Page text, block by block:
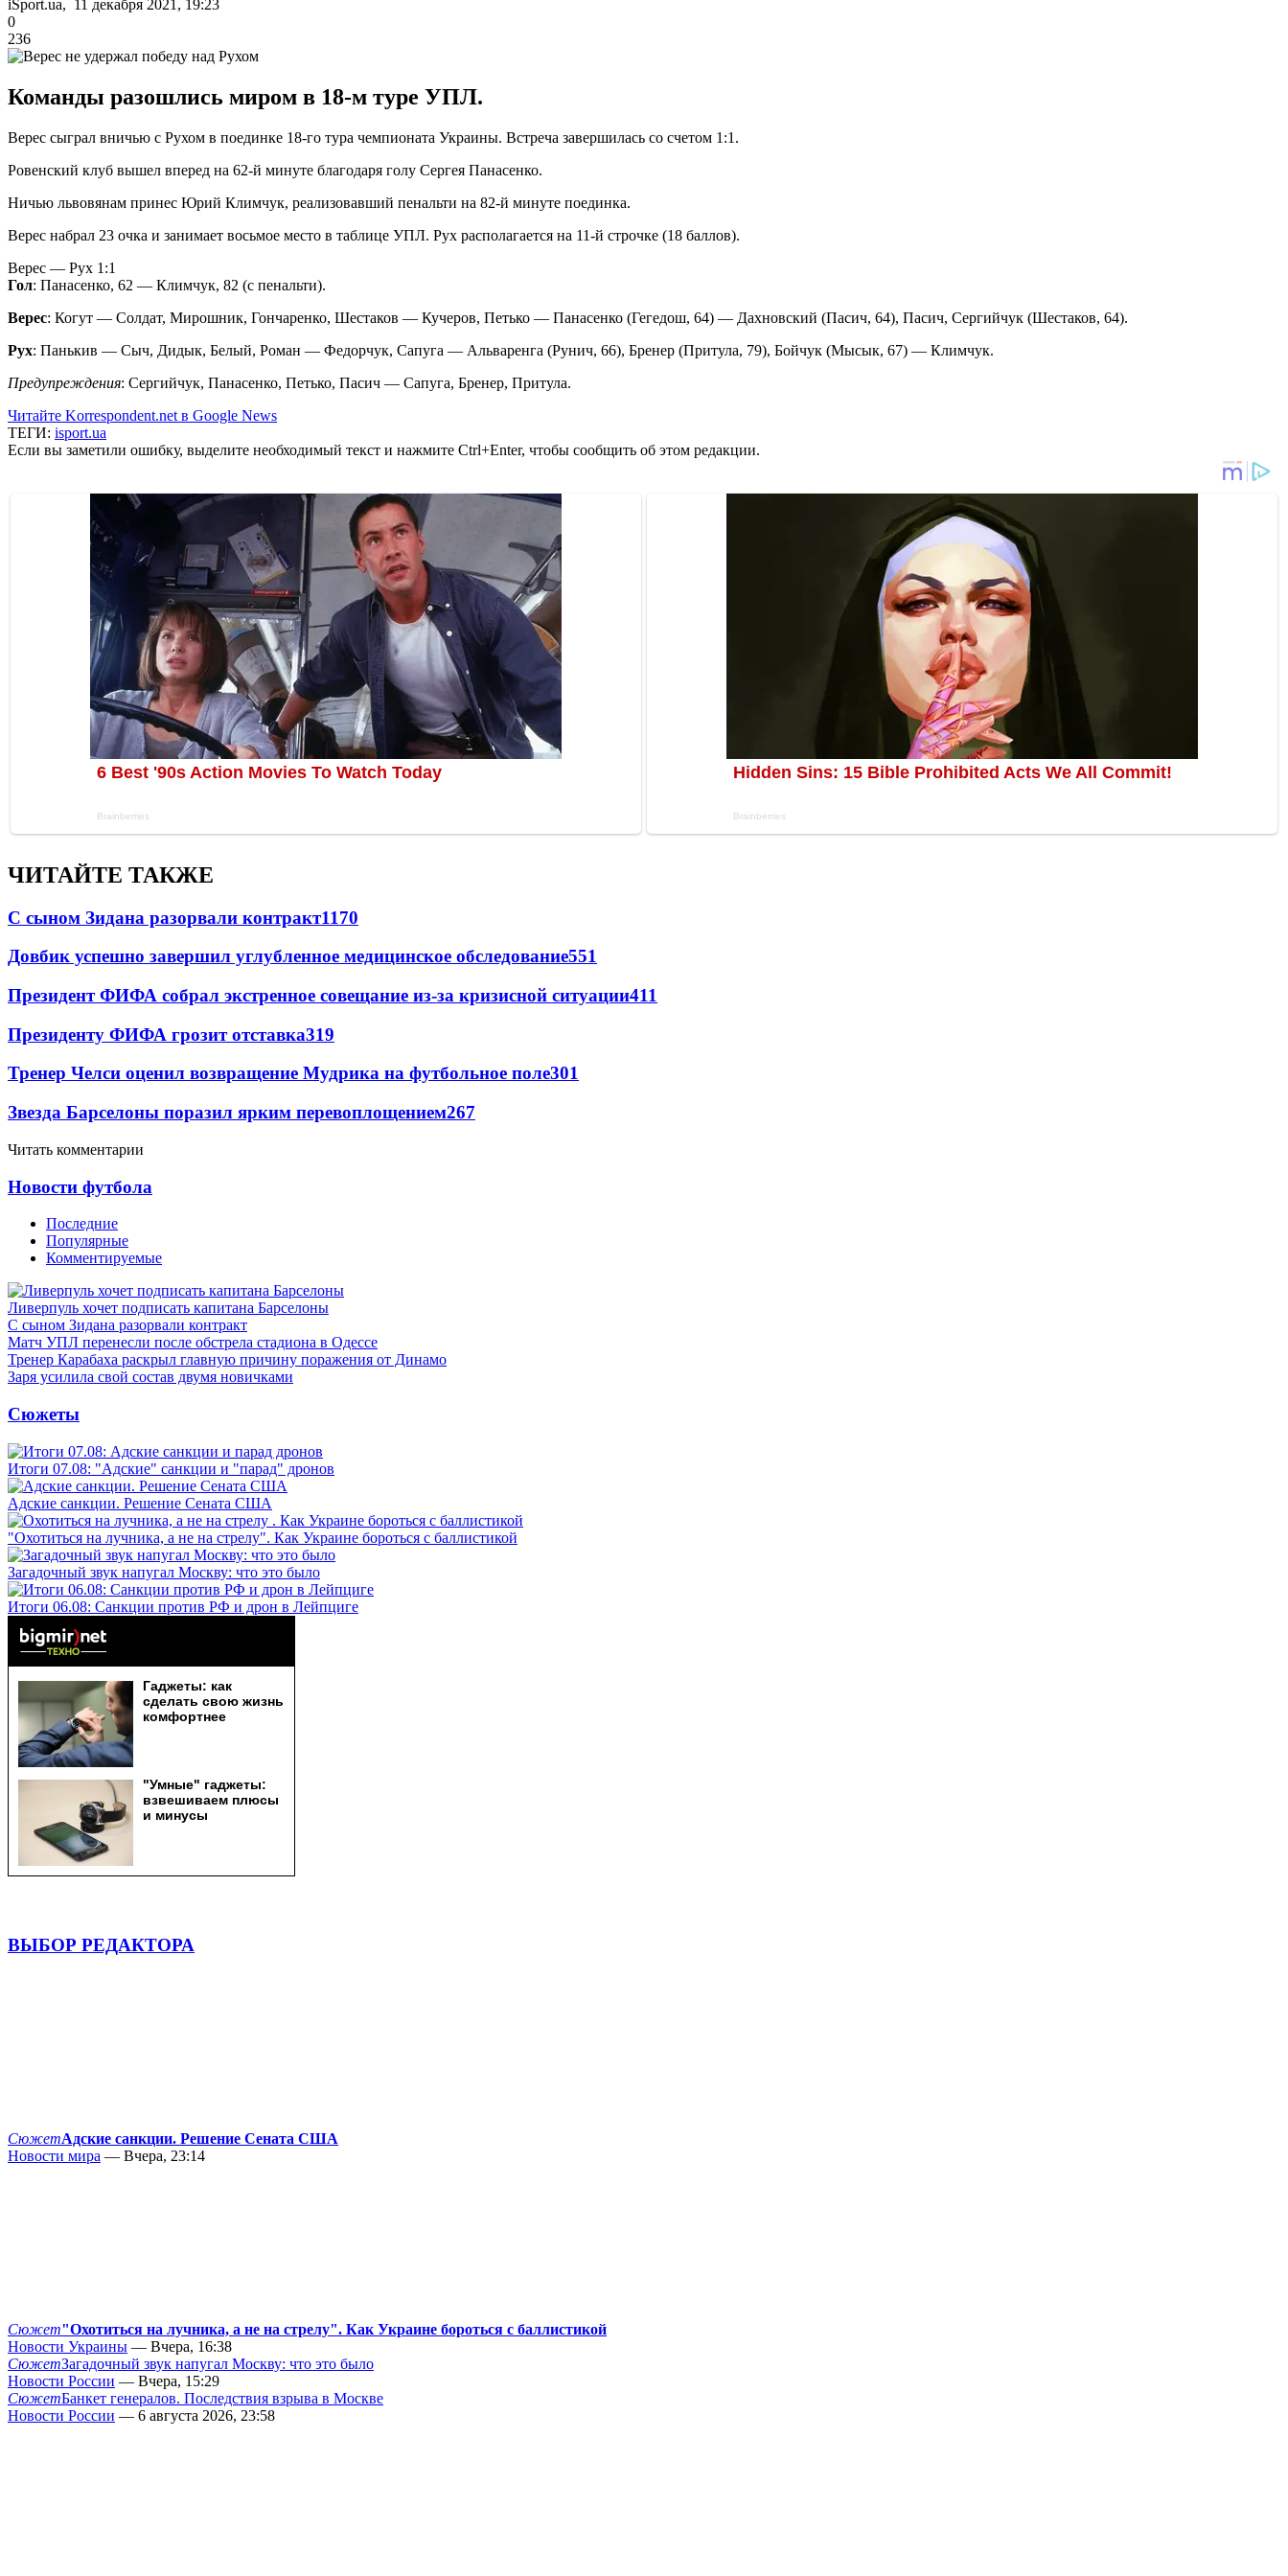
iSport.ua, 11 декабря 2021, 19:23
0
236
Команды разошлись миром в 18-м туре УПЛ.
Верес сыграл вничью с Рухом в поединке 18-го тура чемпионата Украины. Встреча завершилась со счетом 1:1.
Ровенский клуб вышел вперед на 62-й минуте благодаря голу Сергея Панасенко.
Ничью львовянам принес Юрий Климчук, реализовавший пенальти на 82-й минуте поединка.
Верес набрал 23 очка и занимает восьмое место в таблице УПЛ. Рух располагается на 11-й строчке (18 баллов).
Верес — Рух 1:1
Гол: Панасенко, 62 — Климчук, 82 (с пенальти).
Верес: Когут — Солдат, Мирошник, Гончаренко, Шестаков — Кучеров, Петько — Панасенко (Гегедош, 64) — Дахновский (Пасич, 64), Пасич, Сергийчук (Шестаков, 64).
Рух: Панькив — Сыч, Дидык, Белый, Роман — Федорчук, Сапуга — Альваренга (Рунич, 66), Бренер (Притула, 79), Бойчук (Мысык, 67) — Климчук.
Предупреждения: Сергийчук, Панасенко, Петько, Пасич — Сапуга, Бренер, Притула.
Читайте Korrespondent.net в Google News
ТЕГИ: isport.ua
Если вы заметили ошибку, выделите необходимый текст и нажмите Ctrl+Enter, чтобы сообщить об этом редакции.
ЧИТАЙТЕ ТАКЖЕ
С сыном Зидана разорвали контракт1170
Довбик успешно завершил углубленное медицинское обследование551
Президент ФИФА собрал экстренное совещание из-за кризисной ситуации411
Президенту ФИФА грозит отставка319
Тренер Челси оценил возвращение Мудрика на футбольное поле301
Звезда Барселоны поразил ярким перевоплощением267
Читать комментарии
Новости футбола
Последние
Популярные
Комментируемые
Ливерпуль хочет подписать капитана Барселоны
С сыном Зидана разорвали контракт
Матч УПЛ перенесли после обстрела стадиона в Одессе
Тренер Карабаха раскрыл главную причину поражения от Динамо
Заря усилила свой состав двумя новичками
Сюжеты
Итоги 07.08: "Адские" санкции и "парад" дронов
Адские санкции. Решение Сената США
"Охотиться на лучника, а не на стрелу". Как Украине бороться с баллистикой
Загадочный звук напугал Москву: что это было
Итоги 06.08: Санкции против РФ и дрон в Лейпциге
ВЫБОР РЕДАКТОРА
СюжетАдские санкции. Решение Сената США
Новости мира — Вчера, 23:14
Сюжет"Охотиться на лучника, а не на стрелу". Как Украине бороться с баллистикой
Новости Украины — Вчера, 16:38
СюжетЗагадочный звук напугал Москву: что это было
Новости России — Вчера, 15:29
СюжетБанкет генералов. Последствия взрыва в Москве
Новости России — 6 августа 2026, 23:58